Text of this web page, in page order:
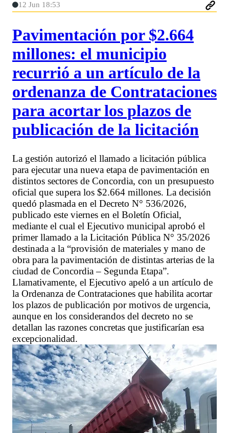
12 Jun 18:53
Pavimentación por $2.664
millones: el municipio
recurrió a un artículo de la
ordenanza de Contrataciones
para acortar los plazos de
publicación de la licitación
La gestión autorizó el llamado a licitación pública
para ejecutar una nueva etapa de pavimentación en
distintos sectores de Concordia, con un presupuesto
oficial que supera los $2.664 millones. La decisión
quedó plasmada en el Decreto N° 536/2026,
publicado este viernes en el Boletín Oficial,
mediante el cual el Ejecutivo municipal aprobó el
primer llamado a la Licitación Pública N° 35/2026
destinada a la “provisión de materiales y mano de
obra para la pavimentación de distintas arterias de la
ciudad de Concordia – Segunda Etapa”.
Llamativamente, el Ejecutivo apeló a un artículo de
la Ordenanza de Contrataciones que habilita acortar
los plazos de publicación por motivos de urgencia,
aunque en los considerandos del decreto no se
detallan las razones concretas que justificarían esa
excepcionalidad.